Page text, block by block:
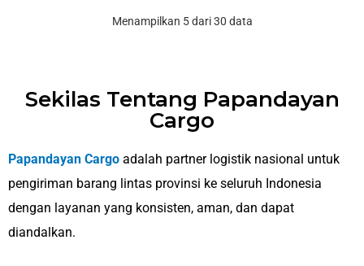
Menampilkan 5 dari 30 data
Sekilas Tentang Papandayan
Cargo
Papandayan Cargo adalah partner logistik nasional untuk
pengiriman barang lintas provinsi ke seluruh Indonesia
dengan layanan yang konsisten, aman, dan dapat
diandalkan.